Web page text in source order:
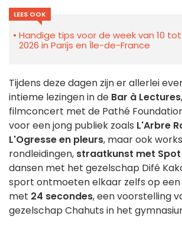
LEES OOK
Handige tips voor de week van 10
2026 in Parijs en Île-de-France
Tijdens deze dagen zijn er allerlei
intieme lezingen in de Bar à Lectures
filmconcert met de Pathé
voor een jong publiek zoals L'Arbre
L'Ogresse en pleurs, maar ook
rondleidingen, straatkunst met Spot
dansen met het gezelschap Difé
sport ontmoeten elkaar zelfs op
met 24 secondes, een voorstelling
gezelschap Chahuts in het